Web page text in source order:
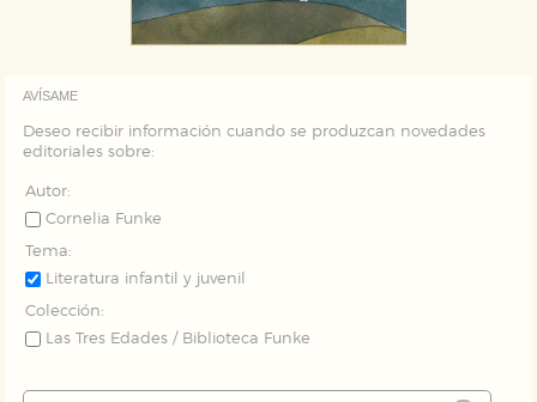
AVÍSAME
Deseo recibir información cuando se produzcan novedades
editoriales sobre:
Autor:
Cornelia Funke
Tema:
Literatura infantil y juvenil
Colección:
Las Tres Edades / Biblioteca Funke